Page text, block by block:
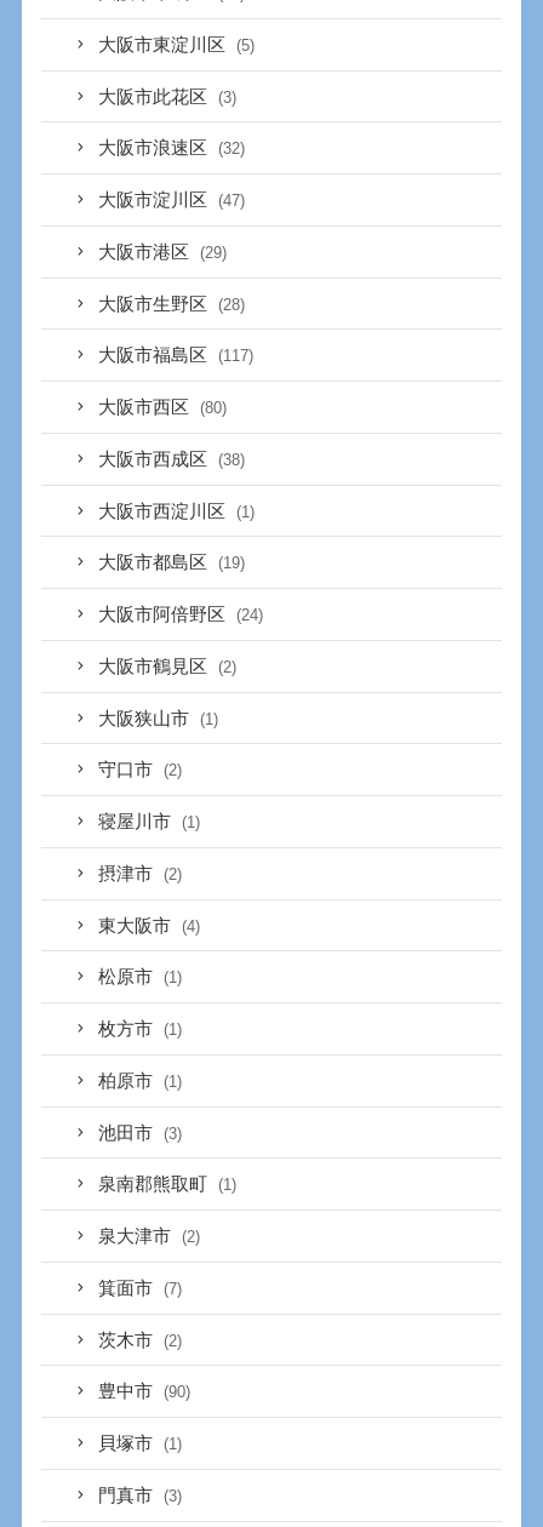
大阪市東淀川区 (5)
大阪市此花区 (3)
大阪市浪速区 (32)
大阪市淀川区 (47)
大阪市港区 (29)
大阪市生野区 (28)
大阪市福島区 (117)
大阪市西区 (80)
大阪市西成区 (38)
大阪市西淀川区 (1)
大阪市都島区 (19)
大阪市阿倍野区 (24)
大阪市鶴見区 (2)
大阪狭山市 (1)
守口市 (2)
寝屋川市 (1)
摂津市 (2)
東大阪市 (4)
松原市 (1)
枚方市 (1)
柏原市 (1)
池田市 (3)
泉南郡熊取町 (1)
泉大津市 (2)
箕面市 (7)
茨木市 (2)
豊中市 (90)
貝塚市 (1)
門真市 (3)